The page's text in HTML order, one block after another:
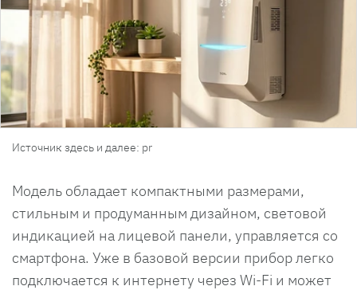
Источник здесь и далее: pr
Модель обладает компактными размерами,
стильным и продуманным дизайном, световой
индикацией на лицевой панели, управляется со
смартфона. Уже в базовой версии прибор легко
подключается к интернету через Wi-Fi и может